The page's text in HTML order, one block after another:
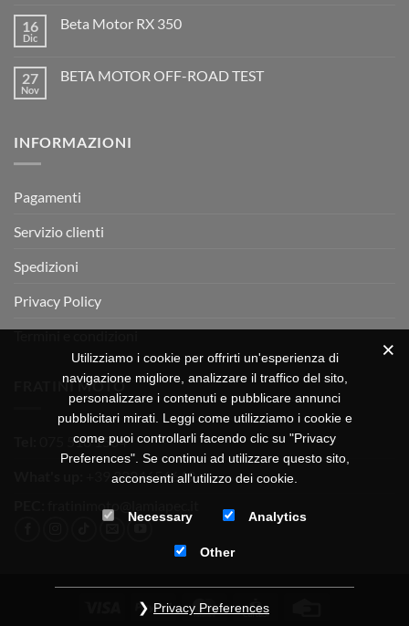
2026:
è
arrivata
su
Motocross
è
16
Dic
Beta Motor RX 350
Beta
27
Nov
BETA MOTOR OFF-ROAD TEST
MOTOR
INFORMAZIONI
Pagamenti
Servizio clienti
Spedizioni
Privacy Policy
FRATINI MOTO
075 518 1504
+39 3334656649
Visa PayPal MasterCard
Utilizziamo i cookie per offrirti un'esperienza di
navigazione migliore, analizzare il traffico del sito,
personalizzare i contenuti e pubblicare annunci
pubblicitari mirati. Leggi come utilizziamo i cookie e
come puoi controllarli facendo clic su "Privacy
Preferences". Se continui ad utilizzare questo sito,
acconsenti all'utilizzo dei cookie.
Necessary Analytics
Other
Privacy Preferences